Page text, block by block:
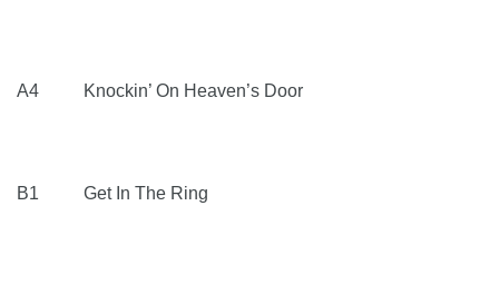
A4 Knockin’ On Heaven’s Door
B1 Get In The Ring